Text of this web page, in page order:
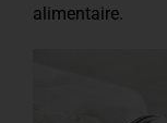
alimentaire.